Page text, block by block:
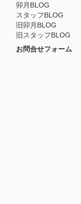
卯月BLOG
スタッフBLOG
旧卯月BLOG
旧スタッフBLOG
お問合せフォーム